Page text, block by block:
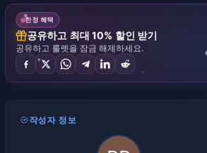
한정 혜택
공유하고 최대 10% 할인 받기
공유하고 룰렛을 잠금 해제하세요.
작성자 정보